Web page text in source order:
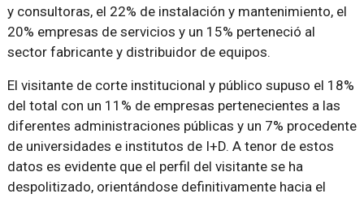
y consultoras, el 22% de instalación y mantenimiento, el
20% empresas de servicios y un 15% perteneció al
sector fabricante y distribuidor de equipos.
El visitante de corte institucional y público supuso el 18%
del total con un 11% de empresas pertenecientes a las
diferentes administraciones públicas y un 7% procedente
de universidades e institutos de I+D. A tenor de estos
datos es evidente que el perfil del visitante se ha
despolitizado, orientándose definitivamente hacia el